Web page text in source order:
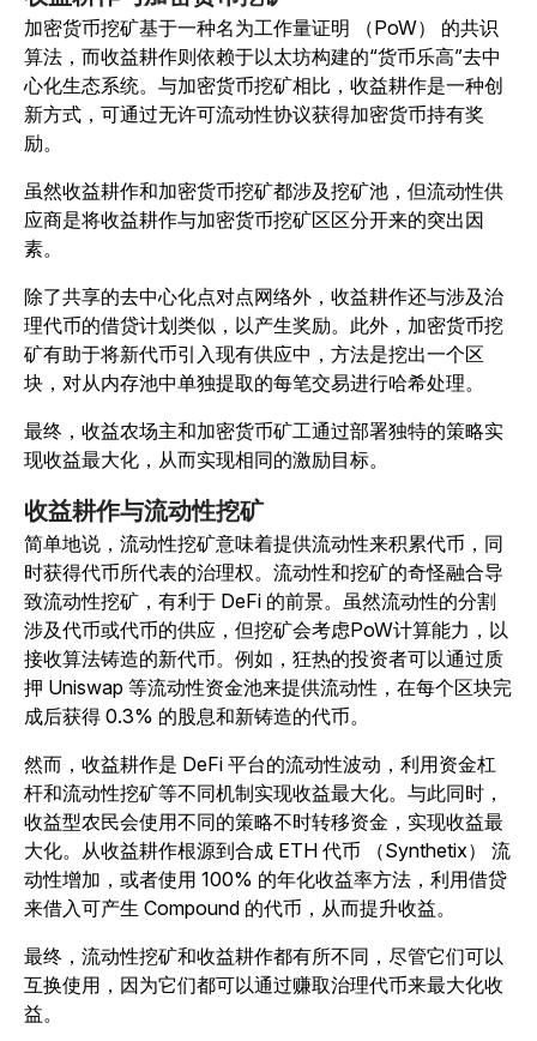
加密货币挖矿基于一种名为工作量证明 （PoW） 的共识
算法，而收益耕作则依赖于以太坊构建的“货币乐高”去中
心化生态系统。与加密货币挖矿相比，收益耕作是一种创
新方式，可通过无许可流动性协议获得加密货币持有奖
励。
虽然收益耕作和加密货币挖矿都涉及挖矿池，但流动性供
应商是将收益耕作与加密货币挖矿区区分开来的突出因
素。
除了共享的去中心化点对点网络外，收益耕作还与涉及治
理代币的借贷计划类似，以产生奖励。此外，加密货币挖
矿有助于将新代币引入现有供应中，方法是挖出一个区
块，对从内存池中单独提取的每笔交易进行哈希处理。
最终，收益农场主和加密货币矿工通过部署独特的策略实
现收益最大化，从而实现相同的激励目标。
收益耕作与流动性挖矿
简单地说，流动性挖矿意味着提供流动性来积累代币，同
时获得代币所代表的治理权。流动性和挖矿的奇怪融合导
致流动性挖矿，有利于 DeFi 的前景。虽然流动性的分割
涉及代币或代币的供应，但挖矿会考虑PoW计算能力，以
接收算法铸造的新代币。例如，狂热的投资者可以通过质
押 Uniswap 等流动性资金池来提供流动性，在每个区块完
成后获得 0.3% 的股息和新铸造的代币。
然而，收益耕作是 DeFi 平台的流动性波动，利用资金杠
杆和流动性挖矿等不同机制实现收益最大化。与此同时，
收益型农民会使用不同的策略不时转移资金，实现收益最
大化。从收益耕作根源到合成 ETH 代币 （Synthetix） 流
动性增加，或者使用 100% 的年化收益率方法，利用借贷
来借入可产生 Compound 的代币，从而提升收益。
最终，流动性挖矿和收益耕作都有所不同，尽管它们可以
互换使用，因为它们都可以通过赚取治理代币来最大化收
益。